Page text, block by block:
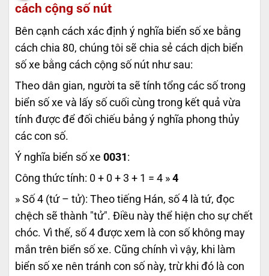
cách cộng số nút
Bên cạnh cách xác định ý nghĩa biển số xe bằng
cách chia 80, chúng tôi sẽ chia sẻ cách dịch biển
số xe bằng cách cộng số nút như sau:
Theo dân gian, người ta sẽ tính tổng các số trong
biển số xe và lấy số cuối cùng trong kết quả vừa
tính được để đối chiếu bảng ý nghĩa phong thủy
các con số.
Ý nghĩa biển số xe 0031 :
Công thức tính: 0 + 0 + 3 + 1 = 4 » 4
» Số 4 (tứ – tử): Theo tiếng Hán, số 4 là tứ, đọc
chệch sẽ thành "tử". Điều này thể hiện cho sự chết
chóc. Vì thế, số 4 được xem là con số không may
mắn trên biển số xe. Cũng chính vì vậy, khi làm
biển số xe nên tránh con số này, trừ khi đó là con